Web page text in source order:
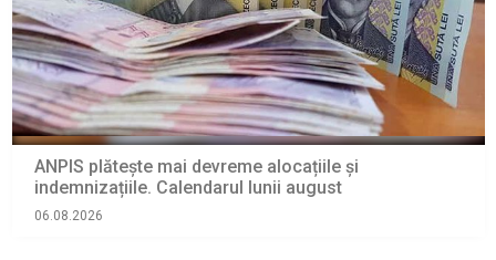
ANPIS plătește mai devreme alocațiile și
indemnizațiile. Calendarul lunii august
06.08.2026